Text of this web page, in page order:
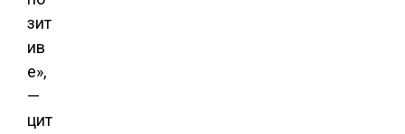
зит
ив
е»,
—
цит